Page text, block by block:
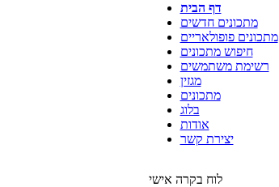
דף הבית
מתכונים חדשים
מתכונים פופולאריים
חיפוש מתכונים
רשימת משתמשים
מגזין
מתכונים
בלוג
אודות
יצירת קשר
לוח בקרה אישי